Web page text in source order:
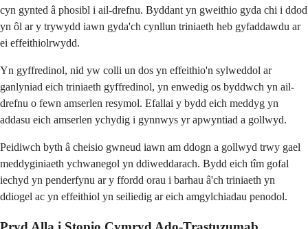
cyn gynted â phosibl i ail-drefnu. Byddant yn gweithio gyda chi i ddod
yn ôl ar y trywydd iawn gyda'ch cynllun triniaeth heb gyfaddawdu ar
ei effeithiolrwydd.
Yn gyffredinol, nid yw colli un dos yn effeithio'n sylweddol ar
ganlyniad eich triniaeth gyffredinol, yn enwedig os byddwch yn ail-
drefnu o fewn amserlen resymol. Efallai y bydd eich meddyg yn
addasu eich amserlen ychydig i gynnwys yr apwyntiad a gollwyd.
Peidiwch byth â cheisio gwneud iawn am ddogn a gollwyd trwy gael
meddyginiaeth ychwanegol yn ddiweddarach. Bydd eich tîm gofal
iechyd yn penderfynu ar y ffordd orau i barhau â'ch triniaeth yn
ddiogel ac yn effeithiol yn seiliedig ar eich amgylchiadau penodol.